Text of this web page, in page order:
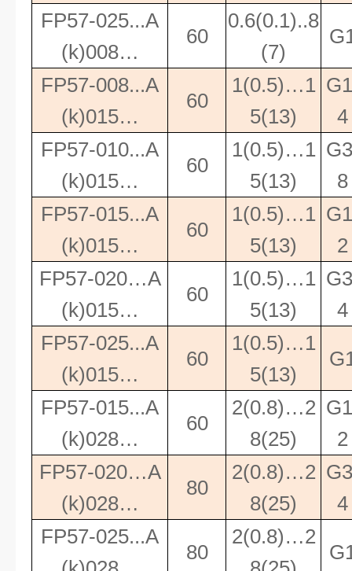
FP57-025...A
(k)008…
60
0.6(0.1)..8
(7)
FP57-008...A
(k)015…
60
1(0.5)…1
5(13)
4
FP57-010...A
(k)015…
60
1(0.5)…1
5(13)
8
FP57-015...A
(k)015…
60
1(0.5)…1
5(13)
2
FP57-020…A
(k)015…
60
1(0.5)…1
5(13)
4
FP57-025...A
(k)015…
60
1(0.5)…1
5(13)
FP57-015...A
(k)028…
60
2(0.8)…2
8(25)
2
FP57-020…A
(k)028…
80
2(0.8)…2
8(25)
4
FP57-025...A
80
2(0.8)…2